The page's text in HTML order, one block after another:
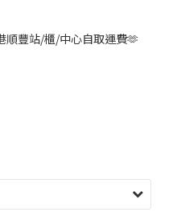
順豐站/櫃/中心自取運費🫶